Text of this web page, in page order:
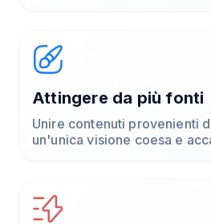
Attingere da più fonti
Unire contenuti provenienti
un'unica visione coesa e